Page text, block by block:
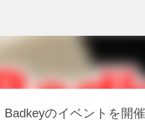
のイベントを開